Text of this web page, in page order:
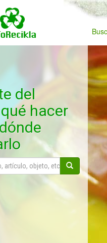
del
hacer